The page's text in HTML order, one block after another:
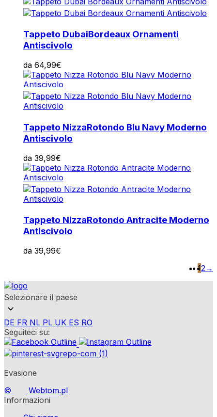
Tappeto DubaiBordeaux Ornamenti
Antiscivolo
da 64,99€
Tappeto NizzaRotondo Blu Navy Moderno
Antiscivolo
da 39,99€
Tappeto NizzaRotondo Antracite Moderno
Antiscivolo
da 39,99€
12→
Selezionare il paese
DE FR NL PL UK ES RO
Seguiteci su:
Evasione
©
Webtom.pl
Informazioni